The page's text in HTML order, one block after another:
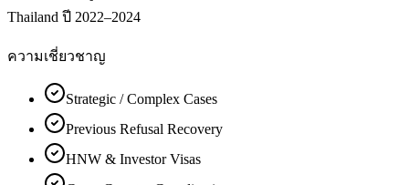
Thailand ปี 2022–2024
ความเชี่ยวชาญ
Strategic / Complex Cases
Previous Refusal Recovery
HNW & Investor Visas